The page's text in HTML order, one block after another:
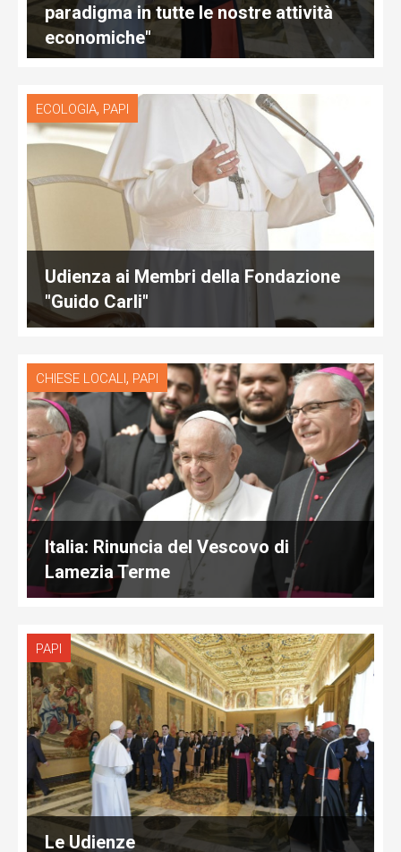
paradigma in tutte le nostre attività
economiche"
ECOLOGIA, PAPI
Udienza ai Membri della Fondazione
"Guido Carli"
CHIESE LOCALI, PAPI
Italia: Rinuncia del Vescovo di
Lamezia Terme
PAPI
Le Udienze